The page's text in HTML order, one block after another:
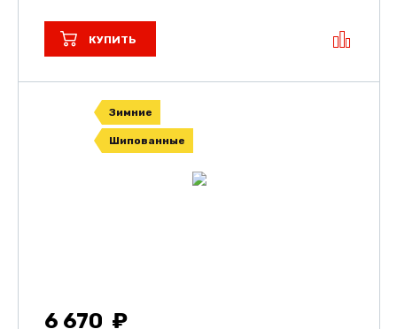
КУПИТЬ
Зимние
Шипованные
6 670